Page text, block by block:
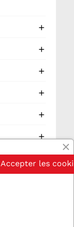






Accepter les